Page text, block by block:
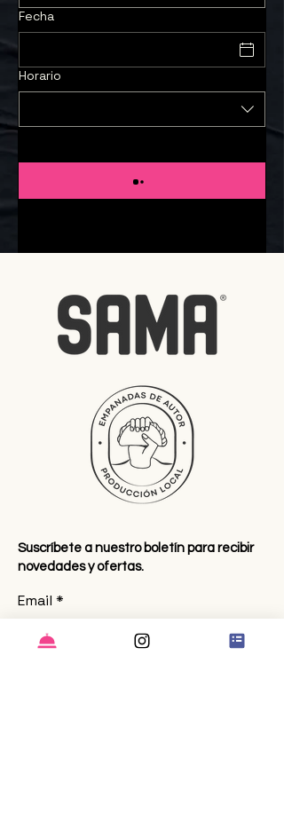
Fecha
Horario
Suscríbete a nuestro boletín para recibir
novedades y ofertas.
Email